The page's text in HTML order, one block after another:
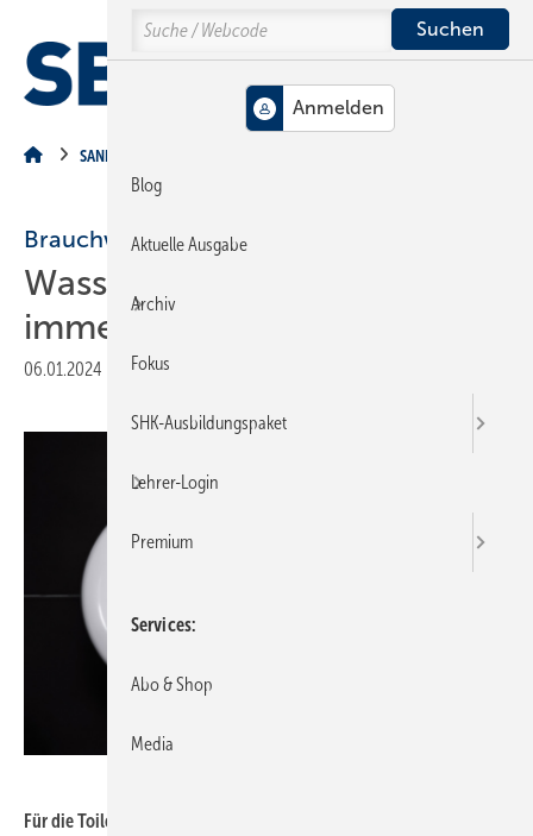
Hauptinhalt
Hauptmenü
SiteSearch
SANITÄR
Brauchwasser
Wasserkrise: es muss nicht
immer Trinkwasser sein
06.01.2024 Druckvorschau
Für die Toilettenspülung ist aufbereitetes Regen- oder Grauwasser
Search
Blog
Aktuelle Ausgabe
Archiv
Fokus
SHK-Ausbildungspaket
Lehrer-Login
Premium
Services
Abo & Shop
Media